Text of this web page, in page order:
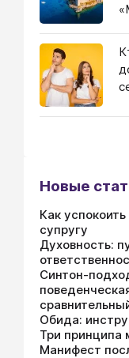
Новые
Как
супругу
Духовность:
Синтон-
Обида:
Три
Манифест